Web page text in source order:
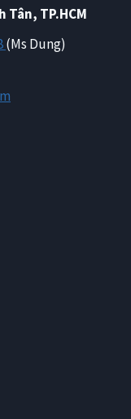
Tân, TP.HCM
(Ms Dung)